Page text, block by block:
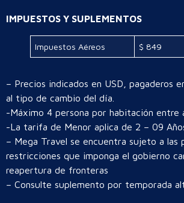
IMPUESTOS Y SUPLEMENTOS
Impuestos Aéreos $ 849
– Precios indicados en USD, pagaderos
al tipo de cambio del día.
-Máximo 4 persona por habitación entre
-La tarifa de Menor aplica de 2 – 09
– Mega Travel se encuentra sujeto a las
restricciones que imponga el gobierno
reapertura de fronteras
– Consulte suplemento por temporada